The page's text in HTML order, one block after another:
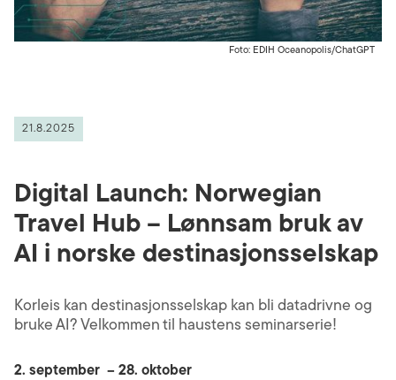
Foto: EDIH Oceanopolis/ChatGPT
21.8.2025
Digital Launch: Norwegian
Travel Hub – Lønnsam bruk av
AI i norske destinasjonsselskap
Korleis kan destinasjonsselskap kan bli datadrivne og
bruke AI? Velkommen til haustens seminarserie!
2. september – 28. oktober